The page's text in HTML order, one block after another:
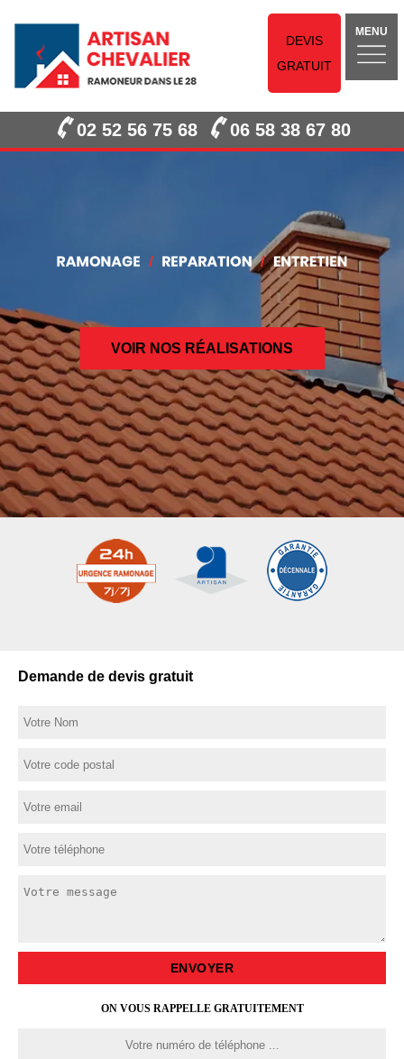
DEVIS
GRATUIT
MENU
02 52 56 75 68 06 58 38 67 80
VOIR NOS RÉALISATIONS
Demande de devis gratuit
ON VOUS RAPPELLE GRATUITEMENT